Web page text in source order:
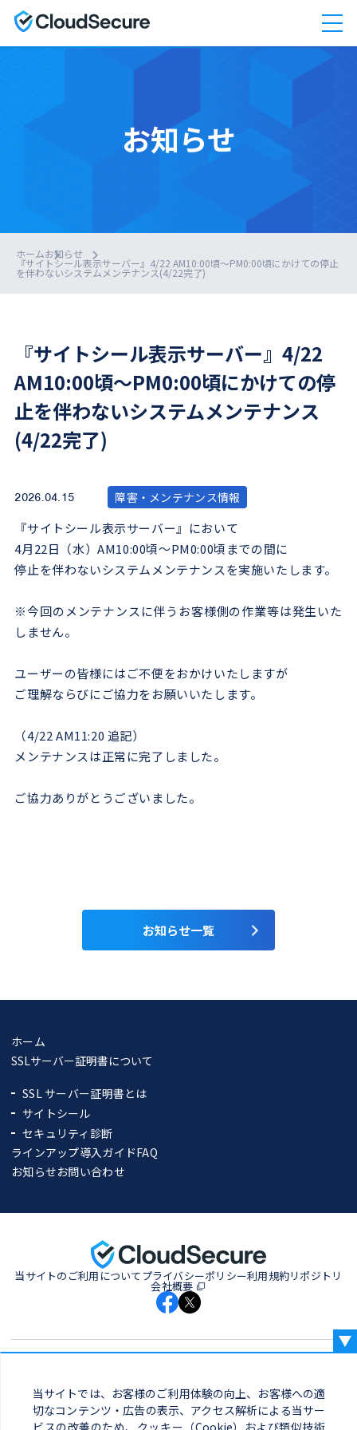
お知らせ
ホームお知らせ
『サイトシール表示サーバー』4/22 AM10:00頃～PM0:00頃にかけての停止
を伴わないシステムメンテナンス(4/22完了)
『サイトシール表示サーバー』4/22
AM10:00頃～PM0:00頃にかけての停
止を伴わないシステムメンテナンス
(4/22完了)
2026.04.15 障害・メンテナンス情報
『サイトシール表示サーバー』において
4月22日（水）AM10:00頃～PM0:00頃までの間に
停止を伴わないシステムメンテナンスを実施いたします。
※今回のメンテナンスに伴うお客様側の作業等は発生いた
しません。
ユーザーの皆様にはご不便をおかけいたしますが
ご理解ならびにご協力をお願いいたします。
（4/22 AM11:20 追記）
メンテナンスは正常に完了しました。
ご協力ありがとうございました。
お知らせ一覧
ホーム
SSLサーバー証明書について
SSL サーバー証明書とは
サイトシール
セキュリティ診断
ラインアップ導入ガイドFAQ
お知らせお問い合わせ
当サイトのご利用についてプライバシーポリシー利用規約リポジトリ
会社概要
クラウドセキュアサイトシールは安心の証です。
当サイトでは、お客様のご利用体験の向上、お客様への適
切なコンテンツ・広告の表示、アクセス解析による当サー
ビスの改善のため、クッキー（Cookie）および類似技術